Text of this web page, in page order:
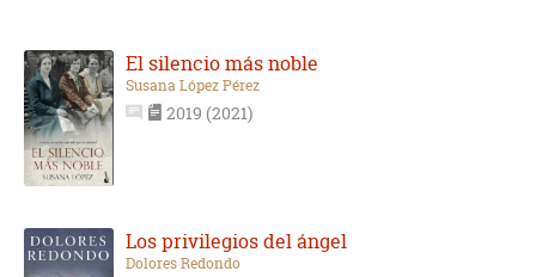
El silencio más noble
Susana López Pérez
2019 (2021)
Los privilegios del ángel
Dolores Redondo